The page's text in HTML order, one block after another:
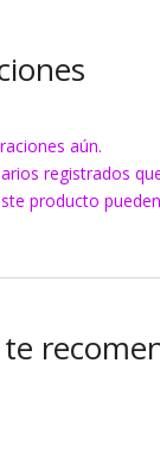
aún.
registrados
producto